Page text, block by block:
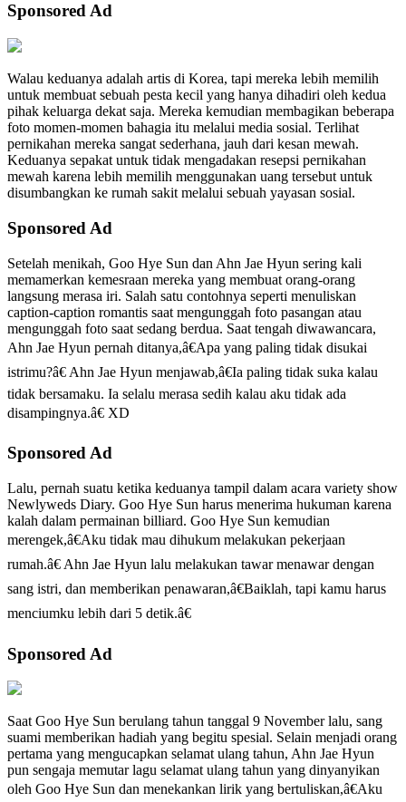
Sponsored Ad
Walau keduanya adalah artis di Korea, tapi mereka lebih memilih
untuk membuat sebuah pesta kecil yang hanya dihadiri oleh kedua
pihak keluarga dekat saja. Mereka kemudian membagikan beberapa
foto momen-momen bahagia itu melalui media sosial. Terlihat
pernikahan mereka sangat sederhana, jauh dari kesan mewah.
Keduanya sepakat untuk tidak mengadakan resepsi pernikahan
mewah karena lebih memilih menggunakan uang tersebut untuk
disumbangkan ke rumah sakit melalui sebuah yayasan sosial.
Sponsored Ad
Setelah menikah, Goo Hye Sun dan Ahn Jae Hyun sering kali
memamerkan kemesraan mereka yang membuat orang-orang
langsung merasa iri. Salah satu contohnya seperti menuliskan
caption-caption romantis saat mengunggah foto pasangan atau
mengunggah foto saat sedang berdua. Saat tengah diwawancara,
Ahn Jae Hyun pernah ditanya,â€Apa yang paling tidak disukai
istrimu?â€ Ahn Jae Hyun menjawab,â€Ia paling tidak suka kalau
tidak bersamaku. Ia selalu merasa sedih kalau aku tidak ada
disampingnya.â€ XD
Sponsored Ad
Lalu, pernah suatu ketika keduanya tampil dalam acara variety show
Newlyweds Diary. Goo Hye Sun harus menerima hukuman karena
kalah dalam permainan billiard. Goo Hye Sun kemudian
merengek,â€Aku tidak mau dihukum melakukan pekerjaan
rumah.â€ Ahn Jae Hyun lalu melakukan tawar menawar dengan
sang istri, dan memberikan penawaran,â€Baiklah, tapi kamu harus
menciumku lebih dari 5 detik.â€
Sponsored Ad
Saat Goo Hye Sun berulang tahun tanggal 9 November lalu, sang
suami memberikan hadiah yang begitu spesial. Selain menjadi orang
pertama yang mengucapkan selamat ulang tahun, Ahn Jae Hyun
pun sengaja memutar lagu selamat ulang tahun yang dinyanyikan
oleh Goo Hye Sun dan menekankan lirik yang bertuliskan,â€Aku